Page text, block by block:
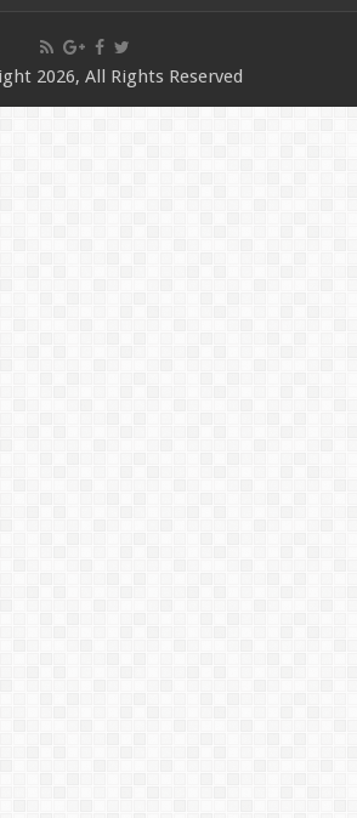
2026, All Rights Reserved